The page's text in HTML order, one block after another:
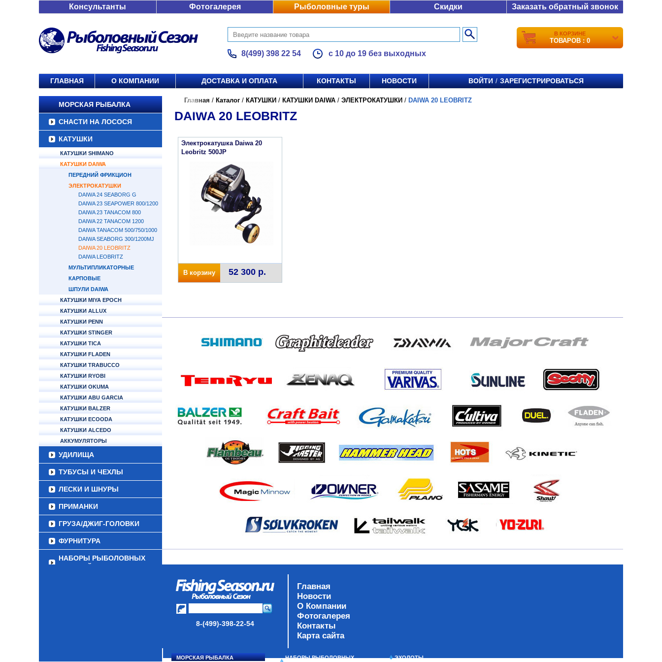
Консультанты Фотогалерея Рыболовные туры Скидки Заказать обратный звонок
8(499) 398 22 54 с 10 до 19 без выходных
В КОРЗИНЕ
ТОВАРОВ : 0
ГЛАВНАЯ О КОМПАНИИ ДОСТАВКА И ОПЛАТА КОНТАКТЫ НОВОСТИ ВОЙТИ / ЗАРЕГИСТРИРОВАТЬСЯ
МОРСКАЯ РЫБАЛКА
СНАСТИ НА ЛОСОСЯ
КАТУШКИ
КАТУШКИ SHIMANO
КАТУШКИ DAIWA
ПЕРЕДНИЙ ФРИКЦИОН
ЭЛЕКТРОКАТУШКИ
DAIWA 24 SEABORG G
DAIWA 23 SEAPOWER 800/1200
DAIWA 23 TANACOM 800
DAIWA 22 TANACOM 1200
DAIWA TANACOM 500/750/1000
DAIWA SEABORG 300/1200MJ
DAIWA 20 LEOBRITZ
DAIWA LEOBRITZ
МУЛЬТИПЛИКАТОРНЫЕ
КАРПОВЫЕ
ШПУЛИ DAIWA
КАТУШКИ MIYA EPOCH
КАТУШКИ ALLUX
КАТУШКИ PENN
КАТУШКИ STINGER
КАТУШКИ TICA
КАТУШКИ FLADEN
КАТУШКИ TRABUCCO
КАТУШКИ RYOBI
КАТУШКИ OKUMA
КАТУШКИ ABU GARCIA
КАТУШКИ BALZER
КАТУШКИ ECOODA
КАТУШКИ ALCEDO
АККУМУЛЯТОРЫ
УДИЛИЩА
ТУБУСЫ И ЧЕХЛЫ
ЛЕСКИ И ШНУРЫ
ПРИМАНКИ
ГРУЗА/ДЖИГ-ГОЛОВКИ
ФУРНИТУРА
НАБОРЫ РЫБОЛОВНЫХ
Главная / Каталог / КАТУШКИ / КАТУШКИ DAIWA / ЭЛЕКТРОКАТУШКИ / DAIWA 20 LEOBRITZ
DAIWA 20 LEOBRITZ
Электрокатушка Daiwa 20
Leobritz 500JP
В корзину 52 300 р.
8-(499)-398-22-54
Главная
Новости
О Компании
Фотогалерея
Контакты
Карта сайта
МОРСКАЯ РЫБАЛКА НАБОРЫ РЫБОЛОВНЫХ ЭХОЛОТЫ